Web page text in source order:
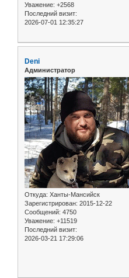
Уважение: +2568
Последний визит:
2026-07-01 12:35:27
Deni
Администратор
Откуда: Ханты-Мансийск
Зарегистрирован: 2015-12-22
Сообщений: 4750
Уважение: +11519
Последний визит:
2026-03-21 17:29:06